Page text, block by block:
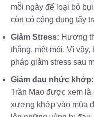
mỗi ngày để loại bỏ
còn có công dụng tẩy
Giảm Stress: Hương
thẳng, mệt mỏi. Vì
pháp giảm stress sau
Giảm đau nhức khớp:
Trần Mao được xem
xương khớp vào mùa